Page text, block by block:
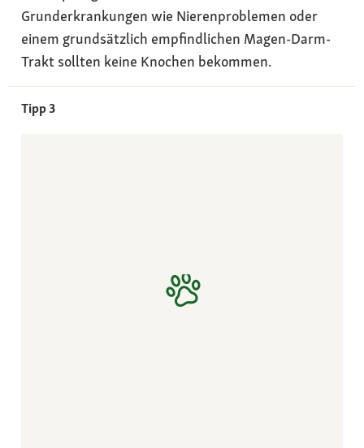
Grunderkrankungen wie Nierenproblemen oder
einem grundsätzlich empfindlichen Magen-Darm-
Trakt sollten keine Knochen bekommen.
Tipp 3